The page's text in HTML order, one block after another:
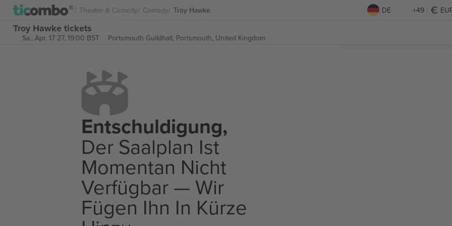
Theater & Comedy Comedy Troy Hawke DE +49
Troy Hawke tickets
Sa., Apr. 17 27, 19:00 BST Portsmouth Guildhall, Portsmouth, United Kingdom
Entschuldigung,
Der Saalplan Ist
Momentan Nicht
Verfügbar — Wir
Fügen Ihn In Kürze